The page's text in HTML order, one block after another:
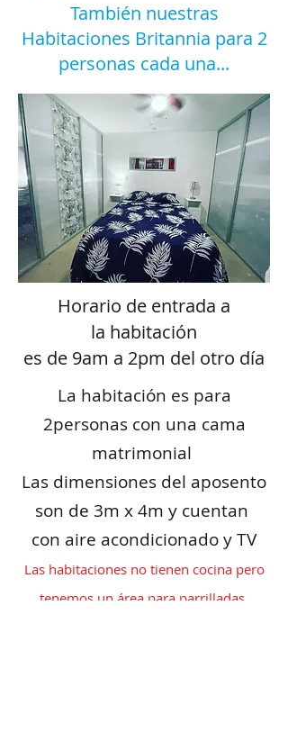
También nuestras
Habitaciones Britannia para 2
personas cada una...
Horario de entrada a
la habitación
es de 9am a 2pm del otro día
La habitación es para
2personas con una cama
matrimonial
Las dimensiones del aposento
son de 3m x 4m y cuentan
con aire acondicionado y TV
Las habitaciones no tienen cocina pero
tenemos un área para parrilladas.